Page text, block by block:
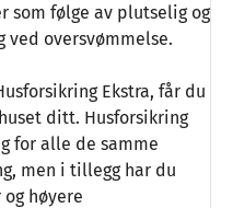
som følge av plutselig og
ved oversvømmelse.
Ekstra, får du
ditt. Husforsikring
for alle de samme
men i tillegg har du
høyere